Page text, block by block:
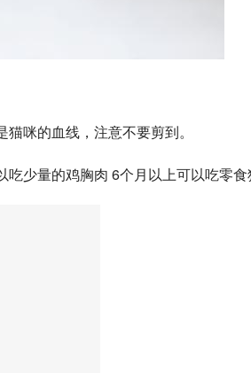
咪的血线，注意不要剪到。
少量的鸡胸肉 6个月以上可以吃零